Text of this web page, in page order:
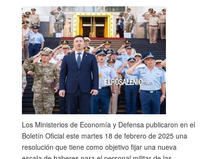
Los Ministerios de Economía y Defensa publicaron en el
Boletín Oficial este martes 18 de febrero de 2025 una
resolución que tiene como objetivo fijar una nueva